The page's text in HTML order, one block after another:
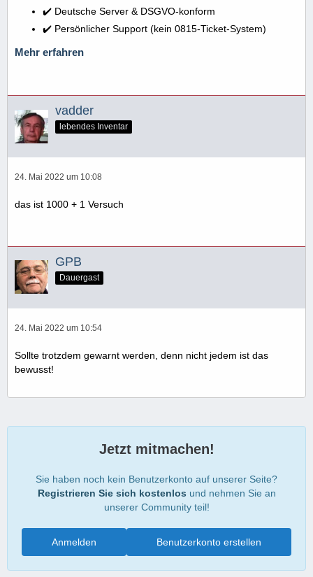
✔️ Deutsche Server & DSGVO-konform
✔️ Persönlicher Support (kein 0815-Ticket-System)
Mehr erfahren
vadder
lebendes Inventar
24. Mai 2022 um 10:08
das ist 1000 + 1 Versuch
GPB
Dauergast
24. Mai 2022 um 10:54
Sollte trotzdem gewarnt werden, denn nicht jedem ist das
bewusst!
Jetzt mitmachen!
Sie haben noch kein Benutzerkonto auf unserer Seite?
Registrieren Sie sich kostenlos und nehmen Sie an
unserer Community teil!
Benutzerkonto erstellen
Anmelden